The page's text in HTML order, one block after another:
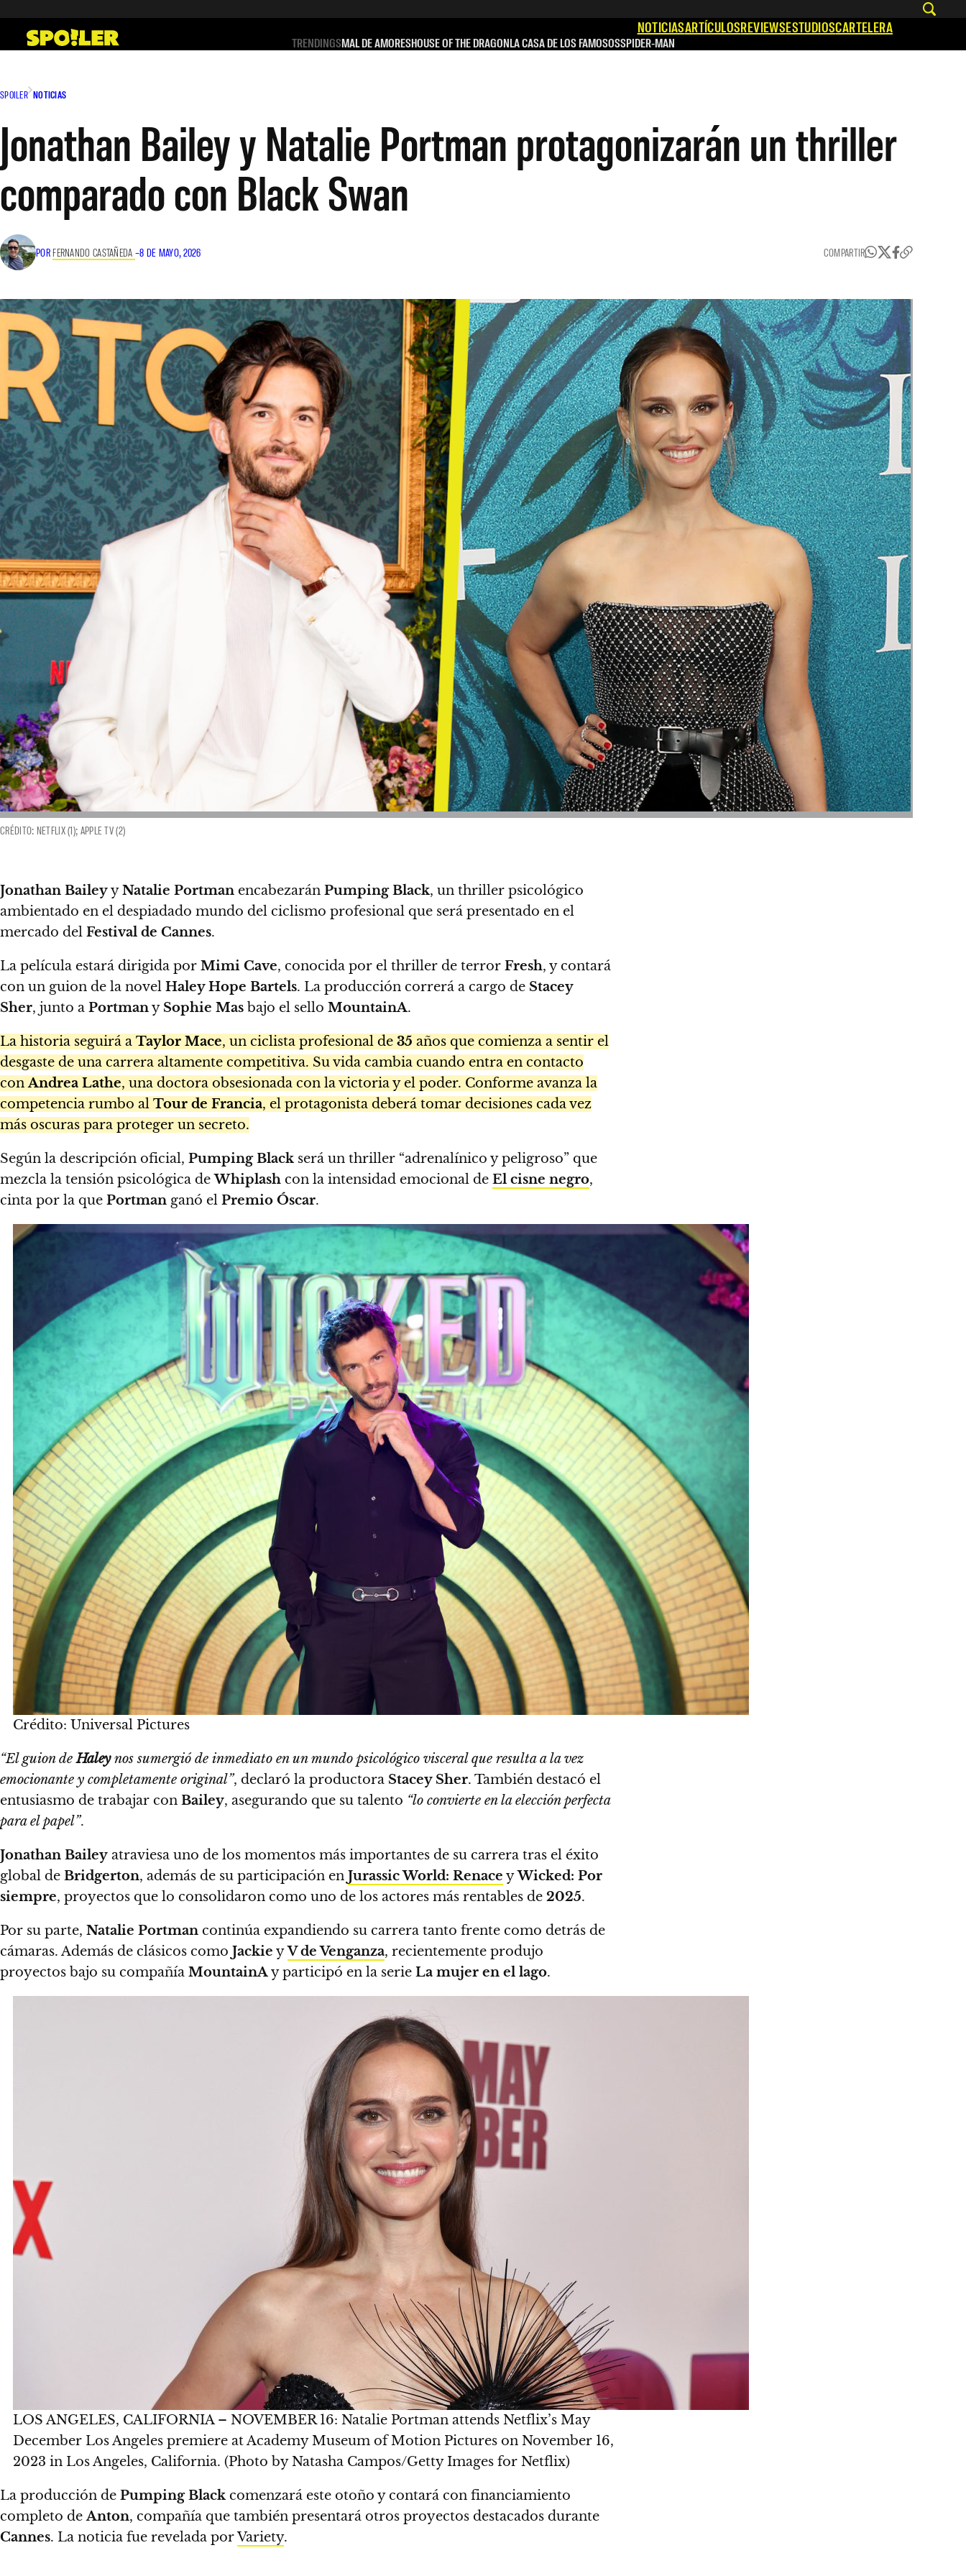
contenido
NOTICIASARTÍCULOSREVIEWSESTUDIOSCARTELERA
TRENDINGSMAL DE AMORESHOUSE OF THE DRAGONLA CASA DE LOS FAMOSOSSPIDER-MAN
SPOILER NOTICIAS
Jonathan Bailey y Natalie Portman protagonizarán un thriller
comparado con Black Swan
POR FERNANDO CASTAÑEDA –8 DE MAYO, 2026 COMPARTIR
CRÉDITO: NETFLIX (1); APPLE TV (2)
Jonathan BaileyyNatalie Portman encabezarán Pumping Black, un thriller psicológico
ambientado en el despiadado mundo del ciclismo profesional que será presentado en el
mercado del Festival de Cannes.
La película estará dirigida por Mimi Cave, conocida por el thriller de terror Fresh, y contará
con un guion de la novel Haley Hope Bartels. La producción correrá a cargo de Stacey
Sher, junto a Portmany Sophie Mas bajo el sello MountainA.
La historia seguirá a Taylor Mace, un ciclista profesional de 35 años que comienza a sentir el
desgaste de una carrera altamente competitiva. Su vida cambia cuando entra en contacto
conAndrea Lathe, una doctora obsesionada con la victoria y el poder. Conforme avanza la
competencia rumbo al Tour de Francia, el protagonista deberá tomar decisiones cada vez
más oscuras para proteger un secreto.
Según la descripción oficial, Pumping Black será un thriller “adrenalínico y peligroso” que
mezcla la tensión psicológica deWhiplash con la intensidad emocional de El cisne negro,
cinta por la que Portman ganó el Premio Óscar.
Crédito: Universal Pictures
“El guion deHaleynos sumergió de inmediato en un mundo psicológico visceral que resulta a la vez
emocionante y completamente original”, declaró la productora Stacey Sher. También destacó el
entusiasmo de trabajar con Bailey, asegurando que su talento “lo convierte en la elección perfecta
para el papel”.
Jonathan Bailey atraviesa uno de los momentos más importantes de su carrera tras el éxito
global de Bridgerton, además de su participación en Jurassic World: Renace yWicked: Por
siempre, proyectos que lo consolidaron como uno de los actores más rentables de 2025.
Por su parte, Natalie Portman continúa expandiendo su carrera tanto frente como detrás de
cámaras. Además de clásicos como Jackie yV de Venganza, recientemente produjo
proyectos bajo su compañía MountainAy participó en la serie La mujer en el lago.
LOS ANGELES, CALIFORNIA – NOVEMBER 16: Natalie Portman attends Netflix’s May
December Los Angeles premiere at Academy Museum of Motion Pictures on November 16,
2023 in Los Angeles, California. (Photo by Natasha Campos/Getty Images for Netflix)
La producción de Pumping Black comenzará este otoño y contará con financiamiento
completo deAnton, compañía que también presentará otros proyectos destacados durante
Cannes. La noticia fue revelada porVariety.